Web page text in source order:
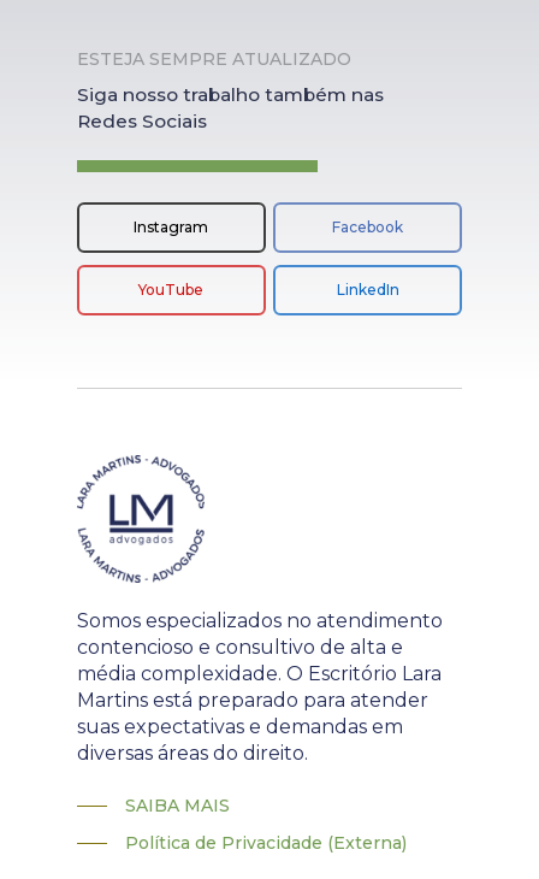
ESTEJA SEMPRE ATUALIZADO
Siga nosso trabalho também nas
Redes Sociais
Instagram Facebook
YouTube LinkedIn
Somos especializados no atendimento
contencioso e consultivo de alta e
média complexidade. O Escritório Lara
Martins está preparado para atender
suas expectativas e demandas em
diversas áreas do direito.
SAIBA MAIS
Política de Privacidade (Externa)